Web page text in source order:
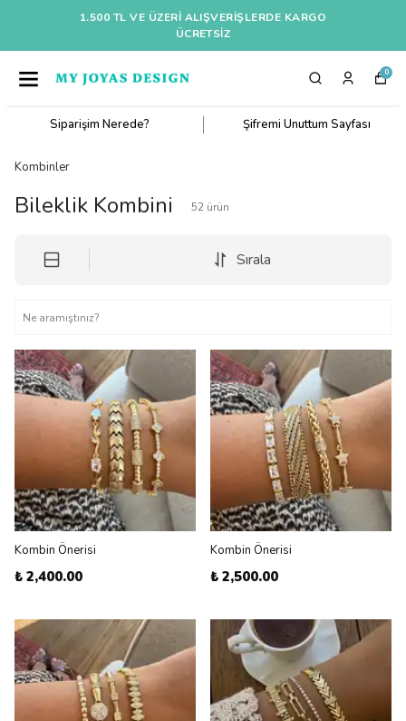
1.500 TL VE ÜZERI ALIŞVERIŞLERDE KARGO
ÜCRETSİZ
0
Siparişim Nerede? Şifremi Unuttum Sayfası
Kombinler
Bileklik Kombini 52 ürün
Sırala
Kombin Önerisi
₺ 2,400.00
Kombin Önerisi
₺ 2,500.00